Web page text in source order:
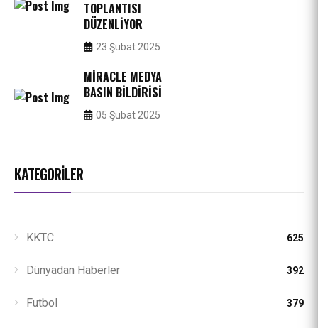
TOPLANTISI
DÜZENLIYOR
23 Şubat 2025
MIRACLE MEDYA
BASIN BILDIRISI
05 Şubat 2025
KATEGORILER
KKTC 625
Dünyadan Haberler 392
Futbol 379